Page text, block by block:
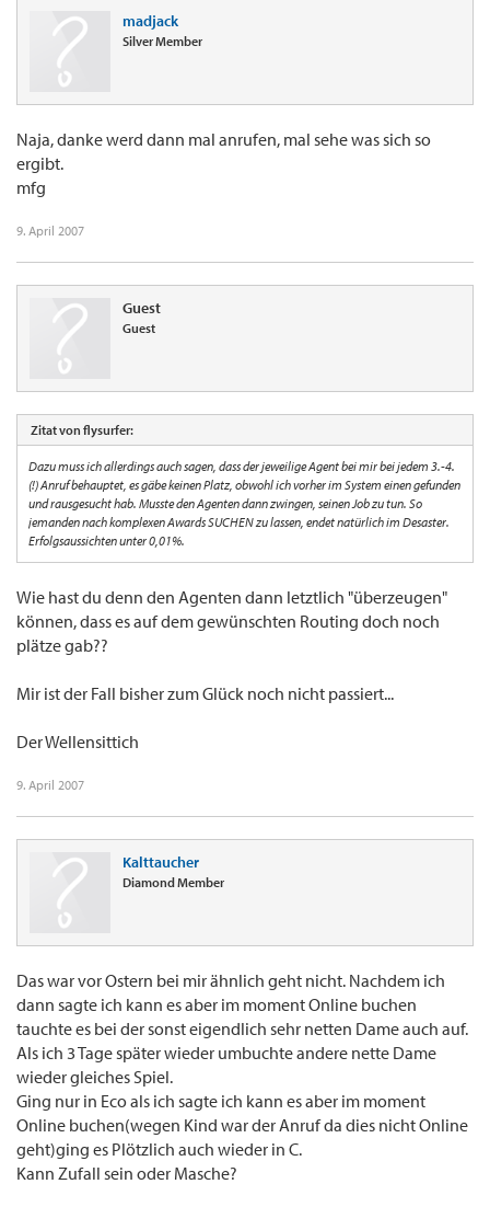
madjack
Silver Member
Naja, danke werd dann mal anrufen, mal sehe was sich so
ergibt.
mfg
9. April 2007
Guest
Guest
Zitat von flysurfer:
Dazu muss ich allerdings auch sagen, dass der jeweilige Agent bei mir bei jedem 3.-4.
(!) Anruf behauptet, es gäbe keinen Platz, obwohl ich vorher im System einen gefunden
und rausgesucht hab. Musste den Agenten dann zwingen, seinen Job zu tun. So
jemanden nach komplexen Awards SUCHEN zu lassen, endet natürlich im Desaster.
Erfolgsaussichten unter 0,01%.
Wie hast du denn den Agenten dann letztlich "überzeugen"
können, dass es auf dem gewünschten Routing doch noch
plätze gab??
Mir ist der Fall bisher zum Glück noch nicht passiert...
Der Wellensittich
9. April 2007
Kalttaucher
Diamond Member
Das war vor Ostern bei mir ähnlich geht nicht. Nachdem ich
dann sagte ich kann es aber im moment Online buchen
tauchte es bei der sonst eigendlich sehr netten Dame auch auf.
Als ich 3 Tage später wieder umbuchte andere nette Dame
wieder gleiches Spiel.
Ging nur in Eco als ich sagte ich kann es aber im moment
Online buchen(wegen Kind war der Anruf da dies nicht Online
geht)ging es Plötzlich auch wieder in C.
Kann Zufall sein oder Masche?